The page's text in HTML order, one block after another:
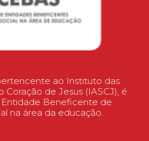
ao Instituto das
Coração de Jesus (IASCJ), é
Beneficente de
na área da educação.